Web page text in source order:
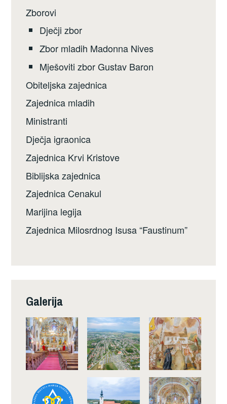
Zborovi
Dječji zbor
Zbor mladih Madonna Nives
Mješoviti zbor Gustav Baron
Obiteljska zajednica
Zajednica mladih
Ministranti
Dječja igraonica
Zajednica Krvi Kristove
Biblijska zajednica
Zajednica Cenakul
Marijina legija
Zajednica Milosrdnog Isusa “Faustinum”
Galerija